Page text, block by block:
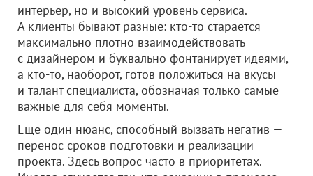
интерьер, но и высокий уровень сервиса.
А клиенты бывают разные: кто-то старается
максимально плотно взаимодействовать
с дизайнером и буквально фонтанирует идеями,
а кто-то, наоборот, готов положиться на вкусы
и талант специалиста, обозначая только самые
важные для себя моменты.
Еще один нюанс, способный вызвать негатив —
перенос сроков подготовки и реализации
проекта. Здесь вопрос часто в приоритетах.